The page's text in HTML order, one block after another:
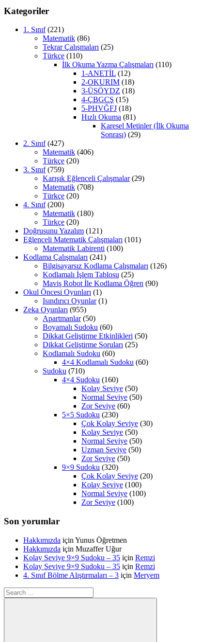
Kategoriler
1. Sınıf(221)
Matematik (86)
Tekrar Çalışmaları (25)
Türkçe (110)
İlk Okuma Yazma Çalışmaları (110)
1-ANETİL (12)
2-OKURIM (18)
3-ÜSÖYDZ (18)
4-ÇBGCŞ (15)
5-PHVĞFJ (18)
Hızlı Okuma (81)
Karesel Metinler (İlk Okuma
Sonrası) (29)
2. Sınıf(427)
Matematik (406)
Türkçe (20)
3. Sınıf(759)
Karışık Eğlenceli Çalışmalar(29)
Matematik (708)
Türkçe (20)
4. Sınıf(200)
Matematik (180)
Türkçe (20)
Doğrusunu Yazalım (121)
Eğlenceli Matematik Çalışmaları (101)
Matematik Labirenti (100)
Kodlama Çalışmaları (241)
Bilgisayarsız Kodlama Çalışmaları (126)
Kodlamalı İşlem Tablosu (25)
Maviş Robot İle Kodlama Öğren (90)
Okul Öncesi Oyunları (1)
Isındırıcı Oyunlar(1)
Zeka Oyunları (955)
Apartmanlar(50)
Boyamalı Sudoku (60)
Dikkat Geliştirme Etkinlikleri (50)
Dikkat Geliştirme Soruları (25)
Kodlamalı Sudoku (60)
4×4 Kodlamalı Sudoku (60)
Sudoku (710)
4×4 Sudoku (160)
Kolay Seviye (50)
Normal Seviye (50)
Zor Seviye (60)
5×5 Sudoku (230)
Çok Kolay Seviye (30)
Kolay Seviye (50)
Normal Seviye (50)
Uzman Seviye (50)
Zor Seviye (50)
9×9 Sudoku (320)
Çok Kolay Seviye (20)
Kolay Seviye (100)
Normal Seviye (100)
Zor Seviye (100)
Son yorumlar
Hakkımızda için Yunus Öğretmen
Hakkımızda için Muzaffer Uğur
Kolay Seviye 9×9 Sudoku – 35 için Remzi
Kolay Seviye 9×9 Sudoku – 35 için Remzi
4. Sınıf Bölme Alıştırmaları – 3 için Meryem
Search
for: